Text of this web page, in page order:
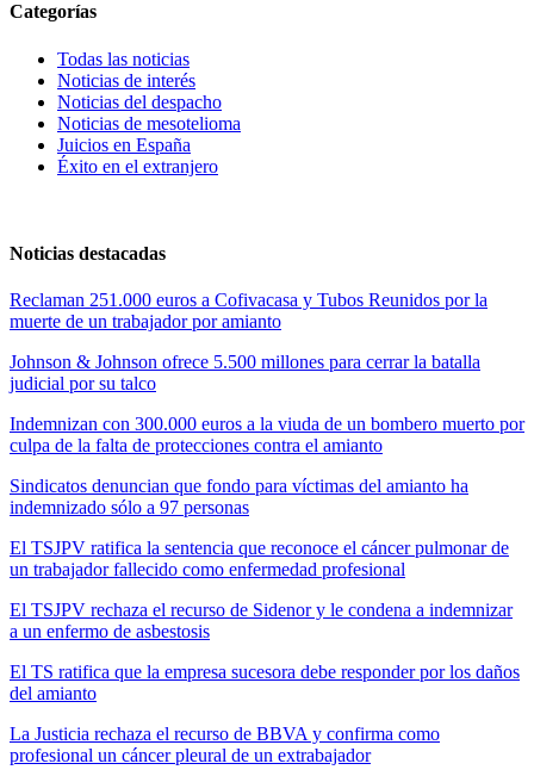
Categorías
Todas las noticias
Noticias de interés
Noticias del despacho
Noticias de mesotelioma
Juicios en España
Éxito en el extranjero
Noticias destacadas
Reclaman 251.000 euros a Cofivacasa y Tubos Reunidos por la
muerte de un trabajador por amianto
Johnson & Johnson ofrece 5.500 millones para cerrar la batalla
judicial por su talco
Indemnizan con 300.000 euros a la viuda de un bombero muerto por
culpa de la falta de protecciones contra el amianto
Sindicatos denuncian que fondo para víctimas del amianto ha
indemnizado sólo a 97 personas
El TSJPV ratifica la sentencia que reconoce el cáncer pulmonar de
un trabajador fallecido como enfermedad profesional
El TSJPV rechaza el recurso de Sidenor y le condena a indemnizar
a un enfermo de asbestosis
El TS ratifica que la empresa sucesora debe responder por los daños
del amianto
La Justicia rechaza el recurso de BBVA y confirma como
profesional un cáncer pleural de un extrabajador